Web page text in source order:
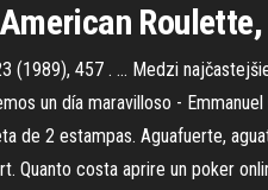
(1989), 457 . ... Medzi
un día maravilloso -
de 2 estampas. Aguafuerte,
costa aprire un poker